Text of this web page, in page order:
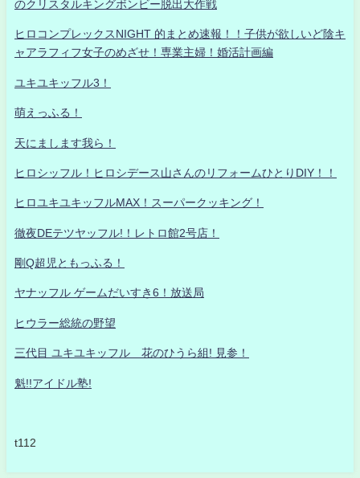
のクリスタルキングボンビー脱出大作戦
ヒロコンプレックスNIGHT 的まとめ速報！！子供が欲しいど陰キ
ャアラフィフ女子のめざせ！専業主婦！婚活計画編
ユキユキッフル3！
萌えっふる！
天にまします我ら！
ヒロシッフル！ヒロシデース山さんのリフォームひとりDIY！！
ヒロユキユキッフルMAX！スーパークッキング！
徹夜DEテツヤッフル!！レトロ館2号店！
剛Q超児ともっふる！
ヤナッフル ゲームだいすき6！放送局
ヒウラー総統の野望
三代目 ユキユキッフル 花のひうら組! 見参！
魁!!アイドル塾!
t112